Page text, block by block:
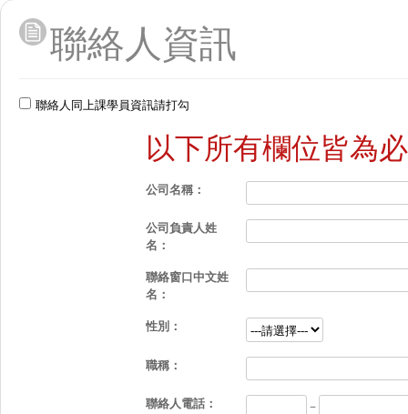
聯絡人資訊
聯絡人同上課學員資訊請打勾
以下所有欄位皆為
公司名稱：
公司負責人姓
名：
聯絡窗口中文姓
名：
性別：
職稱：
聯絡人電話：
－